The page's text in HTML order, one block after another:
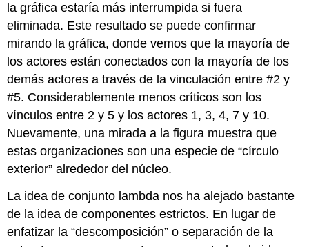
la gráfica estaría más interrumpida si fuera
eliminada. Este resultado se puede confirmar
mirando la gráfica, donde vemos que la mayoría de
los actores están conectados con la mayoría de los
demás actores a través de la vinculación entre #2 y
#5. Considerablemente menos críticos son los
vínculos entre 2 y 5 y los actores 1, 3, 4, 7 y 10.
Nuevamente, una mirada a la figura muestra que
estas organizaciones son una especie de “círculo
exterior” alrededor del núcleo.
La idea de conjunto lambda nos ha alejado bastante
de la idea de componentes estrictos. En lugar de
enfatizar la “descomposición” o separación de la